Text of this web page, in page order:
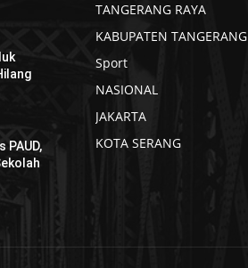
PAUD,
TANGERANG RAYA
KABUPATEN TANGERANG
Sport
NASIONAL
JAKARTA
KOTA SERANG